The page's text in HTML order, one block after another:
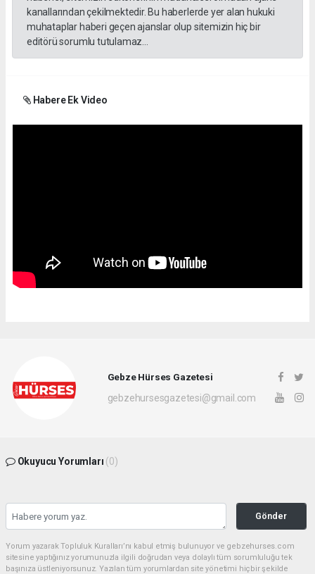
kanallarından çekilmektedir. Bu haberlerde yer alan hukuki
muhataplar haberi geçen ajanslar olup sitemizin hiç bir
editörü sorumlu tutulamaz...
Habere Ek Video
Gebze Hürses Gazetesi
gebzehursesgazetesi@gmail.com
Okuyucu Yorumları (0)
Gönder
Yorum yazarak Topluluk Kuralları’nı kabul etmiş bulunuyor ve gebzehurses.com
sitesine yaptığınız yorumunuzla ilgili doğrudan veya dolaylı tüm sorumluluğu tek
başınıza üstleniyorsunuz. Yazılan tüm yorumlardan site yönetimi hiçbir şekilde